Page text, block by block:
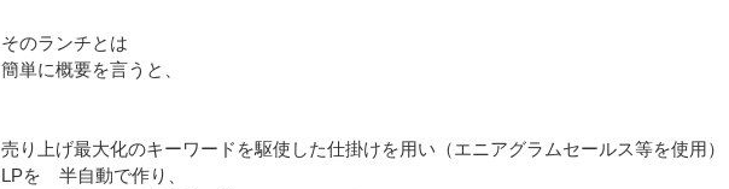
そのランチとは
簡単に概要を言うと、
売り上げ最大化のキーワードを駆使した仕掛けを用い（エニアグラムセールス等を使用）
LPを 半自動で作り、